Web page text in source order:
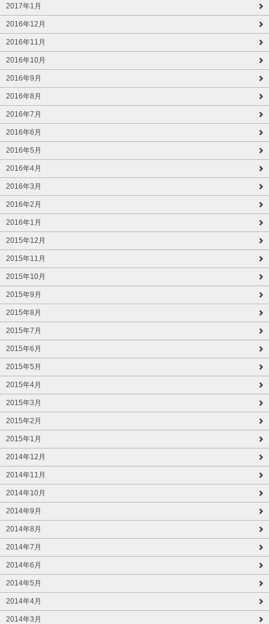
2017年1月
2016年12月
2016年11月
2016年10月
2016年9月
2016年8月
2016年7月
2016年6月
2016年5月
2016年4月
2016年3月
2016年2月
2016年1月
2015年12月
2015年11月
2015年10月
2015年9月
2015年8月
2015年7月
2015年6月
2015年5月
2015年4月
2015年3月
2015年2月
2015年1月
2014年12月
2014年11月
2014年10月
2014年9月
2014年8月
2014年7月
2014年6月
2014年5月
2014年4月
2014年3月